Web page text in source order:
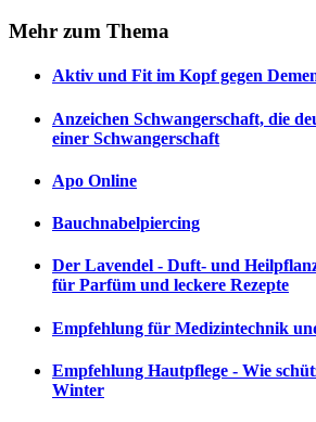
Mehr zum Thema
Aktiv und Fit im Kopf gegen
Anzeichen Schwangerschaft, die
einer Schwangerschaft
Apo Online
Bauchnabelpiercing
Der Lavendel - Duft- und
für Parfüm und leckere Rezepte
Empfehlung für Medizintechnik
Empfehlung Hautpflege - Wie
Winter